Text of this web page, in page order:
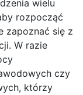
wielu
rozpocząć
zapoznać się z
W razie
czy
którzy